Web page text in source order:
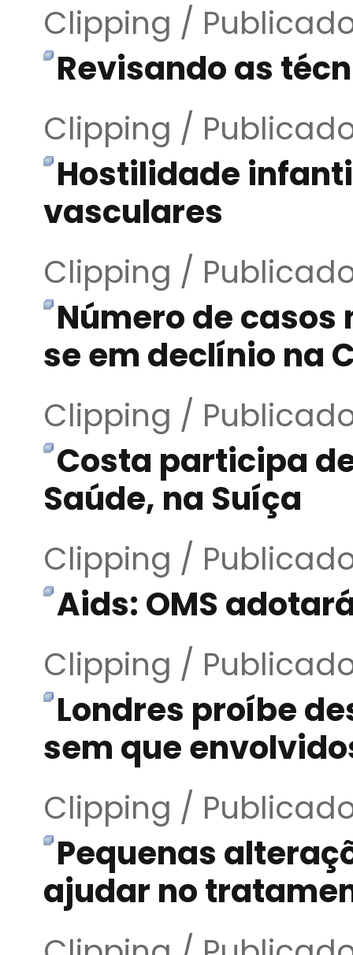
Clipping /
Revisando as
Clipping /
Hostilidade
vasculares
Clipping /
Número de
se em declínio na
Clipping /
Costa participa
Saúde, na Suíça
Clipping /
Aids: OMS
Clipping /
Londres proíbe
sem que
Clipping /
Pequenas
ajudar no